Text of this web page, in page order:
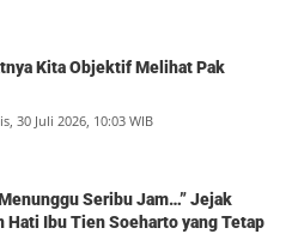
Kita Objektif Melihat Pak
30 Juli 2026, 10:03 WIB
Seribu Jam…” Jejak
Hati Ibu Tien Soeharto yang Tetap